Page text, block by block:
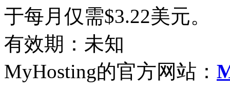
于每月仅需$3.22美元。
有效期：未知
MyHosting的官方网站：